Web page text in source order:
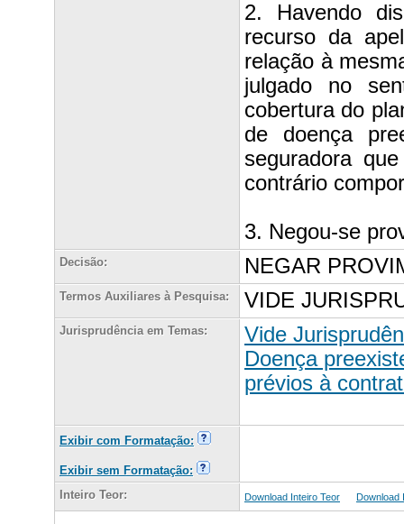
2. Havendo
recurso da
relação à
julgado no
cobertura do
de doença
seguradora
contrário
3. Negou-se
Decisão: NEGAR
Termos Auxiliares à Pesquisa: VIDE
Jurisprudência em Temas:
Vide
Doença
prévios à
Exibir com Formatação:
Exibir sem Formatação:
Inteiro Teor:
Download Inteiro Teor Download